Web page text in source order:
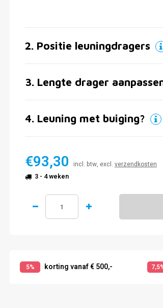
2. Positie leuningdragers
3. Lengte drager
4. Leuning met buiging?
€93,30 incl. btw, excl. verzendkosten
3 - 4 weken
5% korting vanaf € 500,-